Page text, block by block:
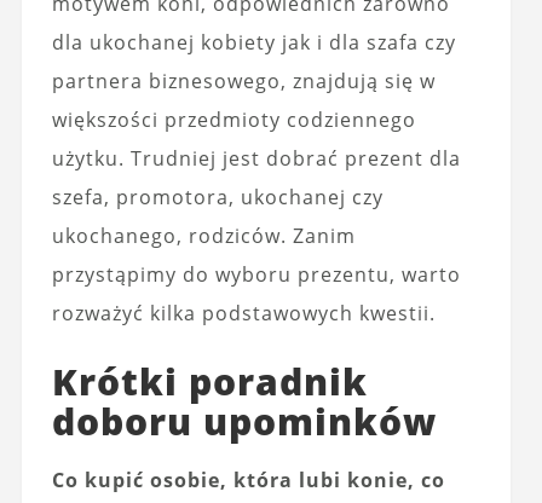
dla ukochanej kobiety jak i dla szafa czy
partnera biznesowego, znajdują się w
większości przedmioty codziennego
użytku. Trudniej jest dobrać prezent dla
szefa, promotora, ukochanej czy
ukochanego, rodziców. Zanim
przystąpimy do wyboru prezentu, warto
rozważyć kilka podstawowych kwestii.
Krótki poradnik
doboru upominków
Co kupić osobie, która lubi konie, co